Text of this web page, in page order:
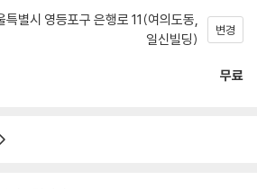
특별시 영등포구 은행로 11(여의도동,
일신빌딩)
변경
무료